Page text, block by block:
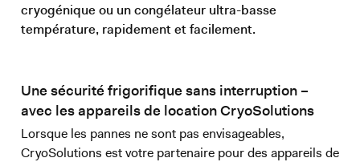
cryogénique ou un congélateur ultra-basse
température, rapidement et facilement.
Une sécurité frigorifique sans interruption –
avec les appareils de location CryoSolutions
Lorsque les pannes ne sont pas envisageables,
CryoSolutions est votre partenaire pour des appareils de